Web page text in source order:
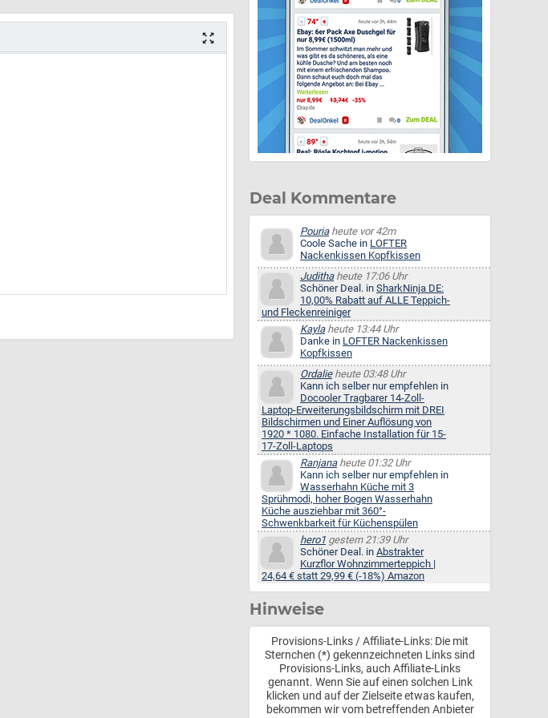
Deal Kommentare
Pouriaheute vor 42m
Coole Sache in LOFTER
Nackenkissen Kopfkissen
Judithaheute 17:06 Uhr
Schöner Deal. in SharkNinja DE:
10,00% Rabatt auf ALLE Teppich-
und Fleckenreiniger
Kaylaheute 13:44 Uhr
Danke in LOFTER Nackenkissen
Kopfkissen
Ordalieheute 03:48 Uhr
Kann ich selber nur empfehlen in
Docooler Tragbarer 14-Zoll-
Laptop-Erweiterungsbildschirm mit DREI
Bildschirmen und Einer Auflösung von
1920 * 1080. Einfache Installation für 15-
17-Zoll-Laptops
Ranjanaheute 01:32 Uhr
Kann ich selber nur empfehlen in
Wasserhahn Küche mit 3
Sprühmodi, hoher Bogen Wasserhahn
Küche ausziehbar mit 360°-
Schwenkbarkeit für Küchenspülen
hero1 gestern 21:39 Uhr
Schöner Deal. in Abstrakter
Kurzflor Wohnzimmerteppich |
24,64 € statt 29,99 € (-18%) Amazon
Hinweise
Provisions-Links / Affiliate-Links: Die mit
Sternchen (*) gekennzeichneten Links sind
Provisions-Links, auch Affiliate-Links
genannt. Wenn Sie auf einen solchen Link
klicken und auf der Zielseite etwas kaufen,
bekommen wir vom betreffenden Anbieter